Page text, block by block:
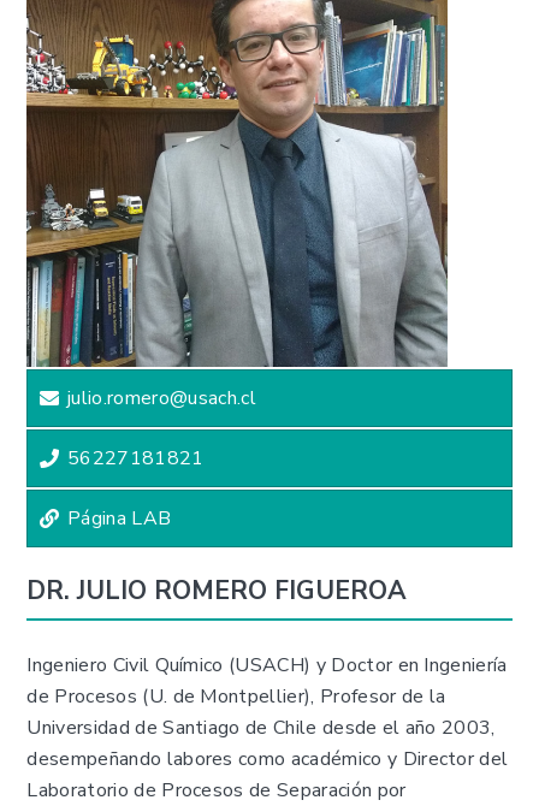
julio.romero@usach.cl
56227181821
Página LAB
DR. JULIO ROMERO FIGUEROA
Ingeniero Civil Químico (USACH) y Doctor en Ingeniería
de Procesos (U. de Montpellier), Profesor de la
Universidad de Santiago de Chile desde el año 2003,
desempeñando labores como académico y Director del
Laboratorio de Procesos de Separación por